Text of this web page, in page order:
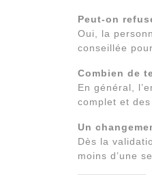
Peut-on
Oui, la
conseillée
Combien de
En général,
complet et
Un
Dès la
moins d’une